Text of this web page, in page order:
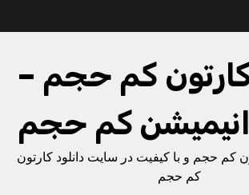
کارتون کم حجم –
انیمیشن کم حجم
کم حجم و با کیفیت در سایت دانلود کارتون
کم حجم